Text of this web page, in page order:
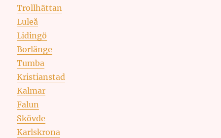
Trollhättan
Luleå
Lidingö
Borlänge
Tumba
Kristianstad
Kalmar
Falun
Skövde
Karlskrona